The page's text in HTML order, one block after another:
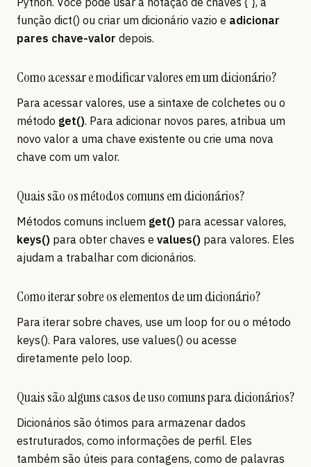
função dict() ou criar um dicionário vazio e adicionar
pares chave-valor depois.
Como acessar e modificar valores em um dicionário?
Para acessar valores, use a sintaxe de colchetes ou o
método get(). Para adicionar novos pares, atribua um
novo valor a uma chave existente ou crie uma nova
chave com um valor.
Quais são os métodos comuns em dicionários?
Métodos comuns incluem get() para acessar valores,
keys() para obter chaves e values() para valores. Eles
ajudam a trabalhar com dicionários.
Como iterar sobre os elementos de um dicionário?
Para iterar sobre chaves, use um loop for ou o método
keys(). Para valores, use values() ou acesse
diretamente pelo loop.
Quais são alguns casos de uso comuns para dicionários?
Dicionários são ótimos para armazenar dados
estruturados, como informações de perfil. Eles
também são úteis para contagens, como de palavras